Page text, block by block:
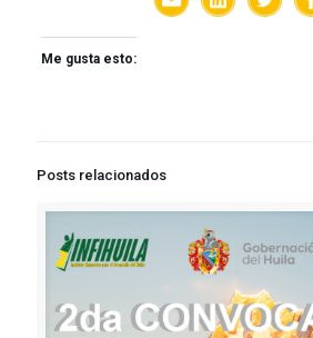
Me gusta esto:
Posts relacionados